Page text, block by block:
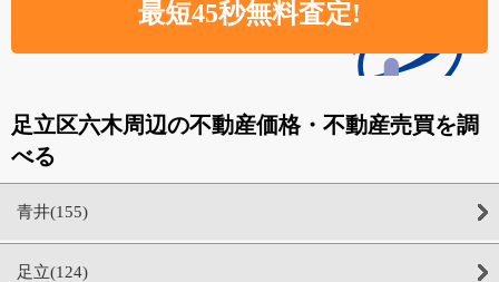
足立区六木周辺の不動産価格・不動産売買を調
べる
青井(155)
足立(124)